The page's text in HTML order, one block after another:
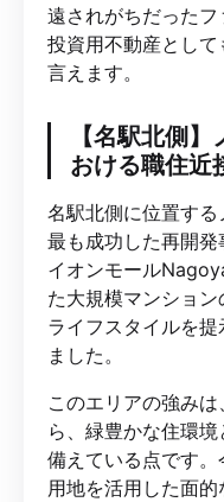
遠されがちだったフ
投資用不動産とし
言えます。
【名駅北側
おける職住近
名駅北側に位置す
最も成功した再開発
イオンモール
た大規模マンショ
ライフスタイルを
ました。
このエリアの強み
ら、緑豊かな住環
備えている点です
用地を活用した面